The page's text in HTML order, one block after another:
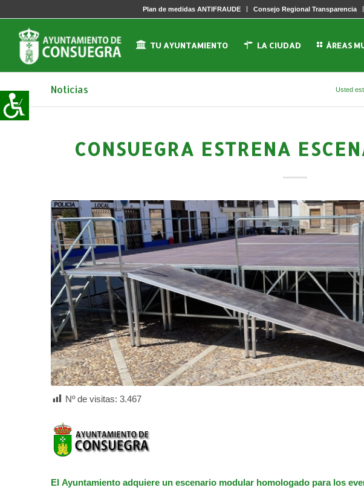
Plan de medidas ANTIFRAUDE Consejo Regional Transparencia
TU AYUNTAMIENTO LA CIUDAD ÁREAS
Noticias Usted
CONSUEGRA ESTRENA
Nº de visitas: 3.467
El Ayuntamiento adquiere un escenario modular homologado para los